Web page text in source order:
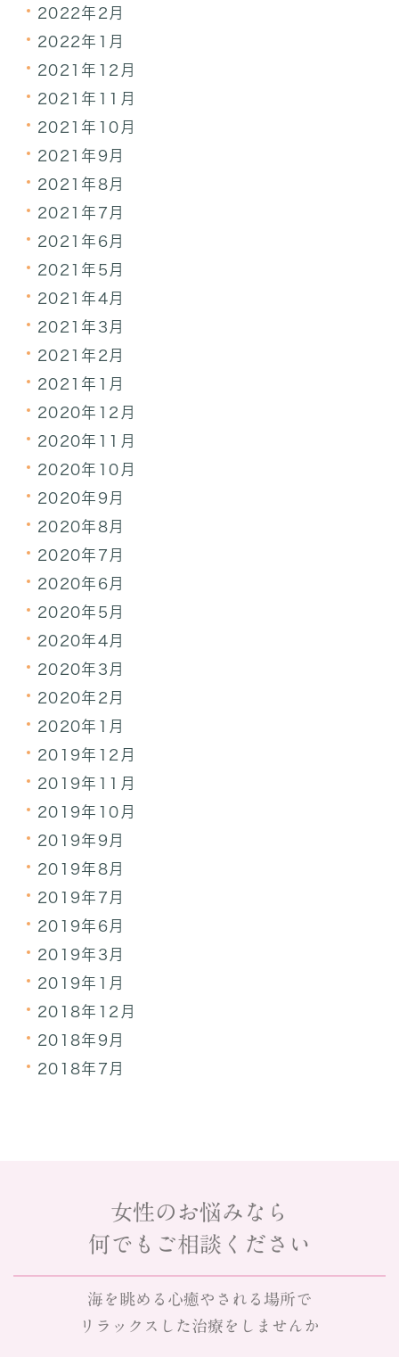
2022年2月
2022年1月
2021年12月
2021年11月
2021年10月
2021年9月
2021年8月
2021年7月
2021年6月
2021年5月
2021年4月
2021年3月
2021年2月
2021年1月
2020年12月
2020年11月
2020年10月
2020年9月
2020年8月
2020年7月
2020年6月
2020年5月
2020年4月
2020年3月
2020年2月
2020年1月
2019年12月
2019年11月
2019年10月
2019年9月
2019年8月
2019年7月
2019年6月
2019年3月
2019年1月
2018年12月
2018年9月
2018年7月
女性のお悩みなら
何でもご相談ください
海を眺める心癒やされる場所で
リラックスした治療をしませんか